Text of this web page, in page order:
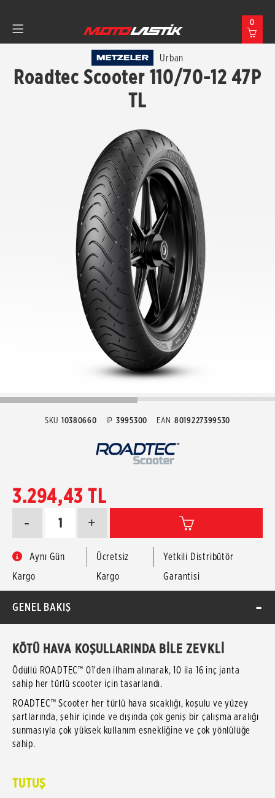
0
Urban
Roadtec Scooter 110/70-12 47P
TL
SKU 10380660 IP 3995300 EAN 8019227399530
3.294,43 TL
+
-
Aynı Gün
Kargo
Ücretsiz
Kargo
Yetkili Distribütör
Garantisi
GENEL BAKIŞ
KÖTÜ HAVA KOŞULLARINDA BİLE ZEVKLİ
Ödüllü ROADTEC™ 01'den ilham alınarak, 10 ila 16 inç janta
sahip her türlü scooter için tasarlandı.
ROADTEC™ Scooter her türlü hava sıcaklığı, koşulu ve yüzey
şartlarında, şehir içinde ve dışında çok geniş bir çalışma aralığı
sunmasıyla çok yüksek kullanım esnekliğine ve çok yönlülüğe
sahip.
TUTUŞ